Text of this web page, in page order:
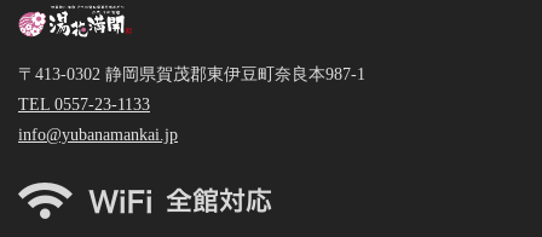
〒413-0302 静岡県賀茂郡東伊豆町奈良本987-1
TEL 0557-23-1133
info@yubanamankai.jp